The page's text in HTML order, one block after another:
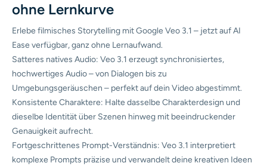
ohne Lernkurve
Erlebe filmisches Storytelling mit Google Veo 3.1 – jetzt auf AI
Ease verfügbar, ganz ohne Lernaufwand.
Satteres natives Audio: Veo 3.1 erzeugt synchronisiertes,
hochwertiges Audio – von Dialogen bis zu
Umgebungsgeräuschen – perfekt auf dein Video abgestimmt.
Konsistente Charaktere: Halte dasselbe Charakterdesign und
dieselbe Identität über Szenen hinweg mit beeindruckender
Genauigkeit aufrecht.
Fortgeschrittenes Prompt-Verständnis: Veo 3.1 interpretiert
komplexe Prompts präzise und verwandelt deine kreativen Ideen